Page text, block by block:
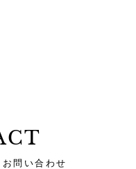
問い合わせ